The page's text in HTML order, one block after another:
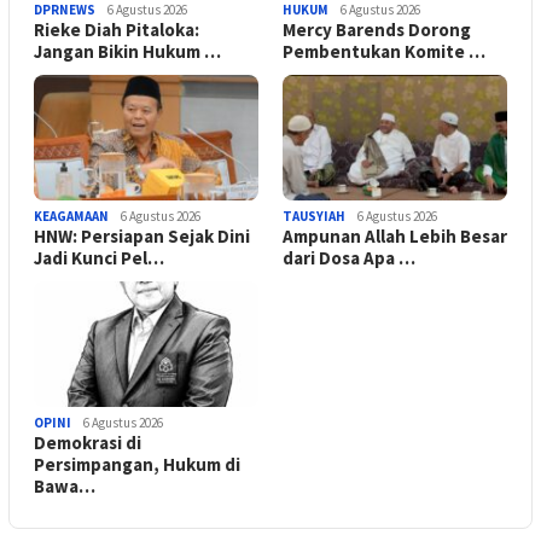
DPRNEWS 6 Agustus 2026
Rieke Diah Pitaloka:
Jangan Bikin Hukum …
HUKUM 6 Agustus 2026
Mercy Barends Dorong
Pembentukan Komite …
KEAGAMAAN 6 Agustus 2026
HNW: Persiapan Sejak Dini
Jadi Kunci Pel…
TAUSYIAH 6 Agustus 2026
Ampunan Allah Lebih Besar
dari Dosa Apa …
OPINI 6 Agustus 2026
Demokrasi di
Persimpangan, Hukum di
Bawa…